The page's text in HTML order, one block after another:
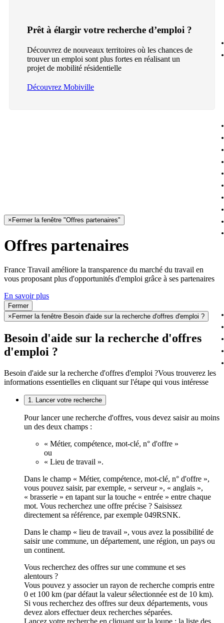
Prêt à élargir votre recherche d’emploi ?
Découvrez de nouveaux territoires où les chances de
trouver un emploi sont plus fortes en réalisant un
projet de mobilité résidentielle
Découvrez Mobiville
× Fermer la fenêtre "Offres partenaires"
Offres partenaires
France Travail améliore la transparence du marché du travail en
vous proposant plus d'opportunités d'emploi grâce à ses partenaires
En savoir plus
Fermer
× Fermer la fenêtre Besoin d'aide sur la recherche d'offres d'emploi ?
Besoin d'aide sur la recherche d'offres
d'emploi ?
Besoin d'aide sur la recherche d'offres d'emploi ?Vous trouverez les
informations essentielles en cliquant sur l'étape qui vous intéresse
1. Lancer votre recherche
Pour lancer une recherche d'offres, vous devez saisir au moins
un des deux champs :
« Métier, compétence, mot-clé, n° d'offre »
ou
« Lieu de travail ».
Dans le champ « Métier, compétence, mot-clé, n° d'offre »,
vous pouvez saisir, par exemple, « serveur », « anglais »,
« brasserie » en tapant sur la touche « entrée » entre chaque
mot. Vous recherchez une offre précise ? Saisissez
directement sa référence, par exemple 049RSNK.
Dans le champ « lieu de travail », vous avez la possibilité de
saisir une commune, un département, une région, un pays ou
un continent.
Vous recherchez des offres sur une commune et ses
alentours ?
Vous pouvez y associer un rayon de recherche compris entre
0 et 100 km (par défaut la valeur sélectionnée est de 10 km).
Si vous recherchez des offres sur deux départements, vous
devez alors effectuer deux recherches séparées.